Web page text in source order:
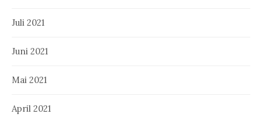
Juli 2021
Juni 2021
Mai 2021
April 2021